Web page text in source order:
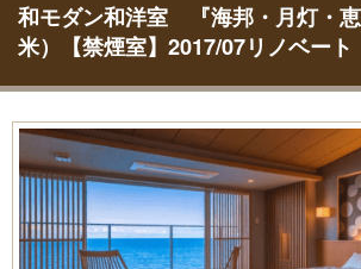
和モダン和洋室 『海邦・月灯・
米）【禁煙室】2017/07リノベート